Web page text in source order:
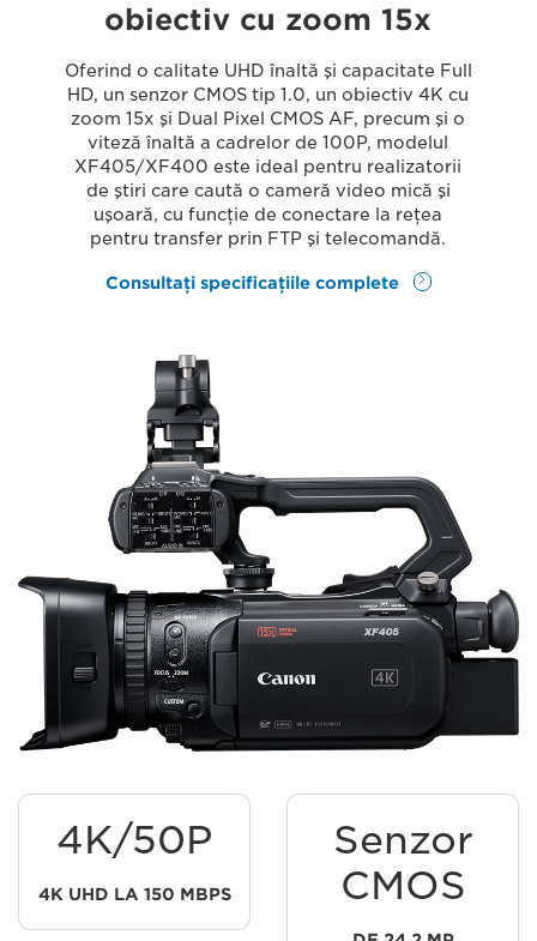
obiectiv cu zoom 15x
Oferind o calitate UHD înaltă şi capacitate Full
HD, un senzor CMOS tip 1.0, un obiectiv 4K cu
zoom 15x şi Dual Pixel CMOS AF, precum şi o
viteză înaltă a cadrelor de 100P, modelul
XF405/XF400 este ideal pentru realizatorii
de ştiri care caută o cameră video mică şi
uşoară, cu funcţie de conectare la reţea
pentru transfer prin FTP şi telecomandă.
Consultaţi specificaţiile complete
4K/50P
4K UHD LA 150 MBPS
Senzor
CMOS